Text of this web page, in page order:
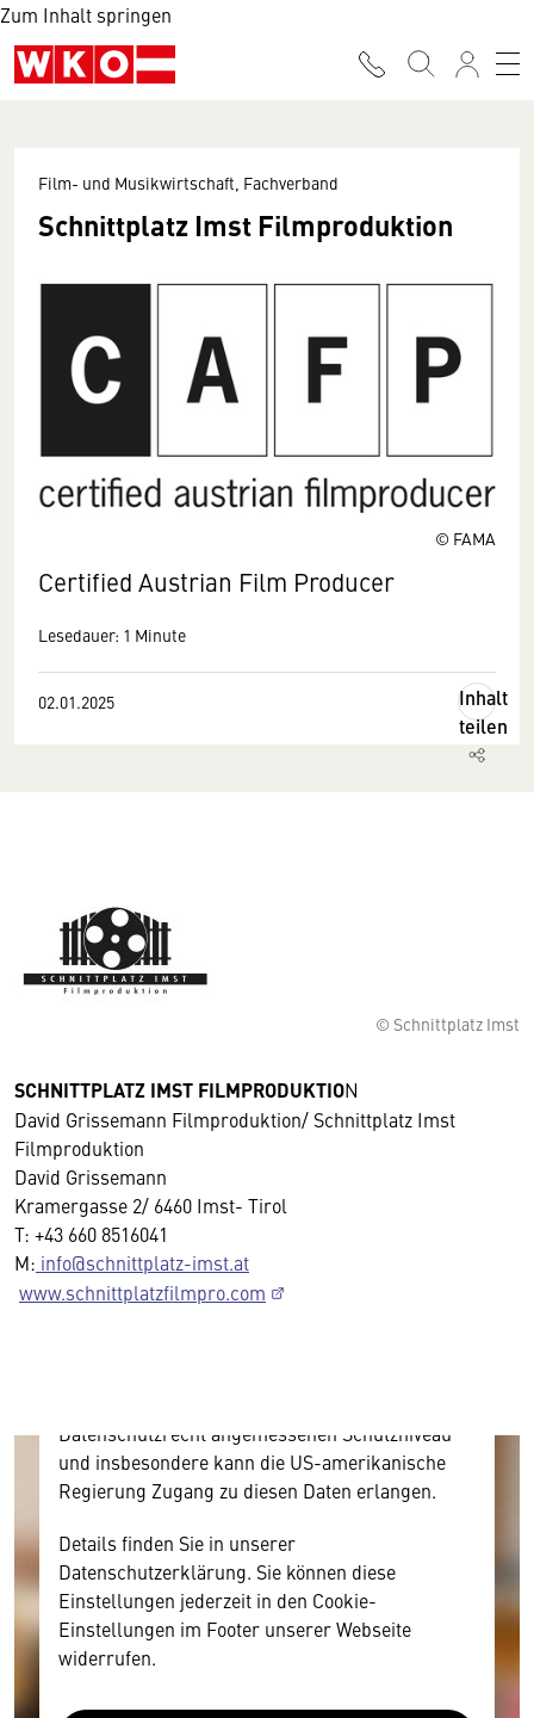
Zum Inhalt springen
© FAMA
Film- und Musikwirtschaft, Fachverband
Schnittplatz Imst Filmproduktion
Certified Austrian Film Producer
Lesedauer: 1 Minute
02.01.2025
Inhalt
teilen
© Schnittplatz Imst
SCHNITTPLATZ IMST FILMPRODUKTION
David Grissemann Filmproduktion/ Schnittplatz Imst
Filmproduktion
David Grissemann
Kramergasse 2/ 6460 Imst- Tirol
T: +43 660 8516041
M: info@schnittplatz-imst.at
www.schnittplatzfilmpro.com
Wir benötigen Ihre Zustimmung
Hier würden wir Ihnen gerne einen externen
Inhalt anzeigen. Dafür benötigen wir allerdings
Ihre Zustimmung, da Ihr Browser
Datenschutzrecht angemessenen Schutzniveau
und insbesondere kann die US-amerikanische
Regierung Zugang zu diesen Daten erlangen.
Details finden Sie in unserer
Datenschutzerklärung. Sie können diese
Einstellungen jederzeit in den Cookie-
Einstellungen im Footer unserer Webseite
widerrufen.